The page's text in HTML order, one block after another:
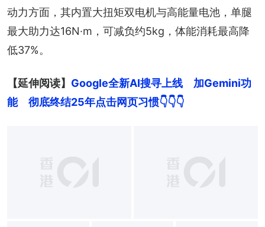
动力方面，其内置大扭矩双电机与高能量电池，单腿
最大助力达16N·m，可减负约5kg，体能消耗最高降
低37%。
【延伸阅读】 Google全新AI搜寻上线　加Gemini功
能　彻底终结25年点击网页习惯👇👇👇